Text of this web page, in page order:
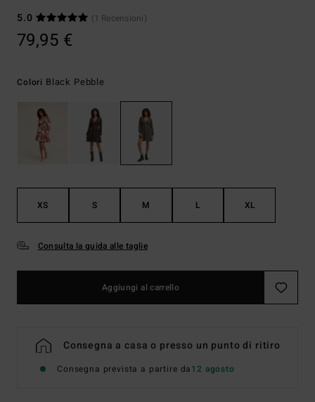
5.0
(1 Recensioni)
79,95 €
Colori Black Pebble
XS S M L XL
Consulta la guida alle taglie
Aggiungi al carrello
Consegna a casa o presso un punto di ritiro
Consegna prevista a partire da12 agosto